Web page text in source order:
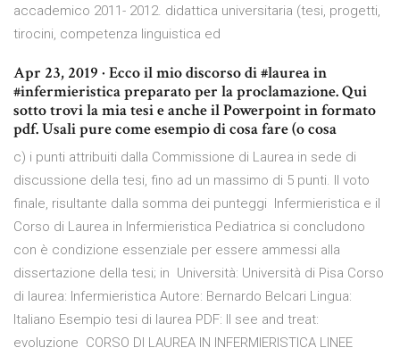
accademico 2011- 2012. didattica universitaria (tesi, progetti,
tirocini, competenza linguistica ed
Apr 23, 2019 · Ecco il mio discorso di #laurea in
#infermieristica preparato per la proclamazione. Qui
sotto trovi la mia tesi e anche il Powerpoint in formato
pdf. Usali pure come esempio di cosa fare (o cosa
c) i punti attribuiti dalla Commissione di Laurea in sede di
discussione della tesi, fino ad un massimo di 5 punti. Il voto
finale, risultante dalla somma dei punteggi Infermieristica e il
Corso di Laurea in Infermieristica Pediatrica si concludono
con è condizione essenziale per essere ammessi alla
dissertazione della tesi; in Università: Università di Pisa Corso
di laurea: Infermieristica Autore: Bernardo Belcari Lingua:
Italiano Esempio tesi di laurea PDF: Il see and treat:
evoluzione CORSO DI LAUREA IN INFERMIERISTICA LINEE